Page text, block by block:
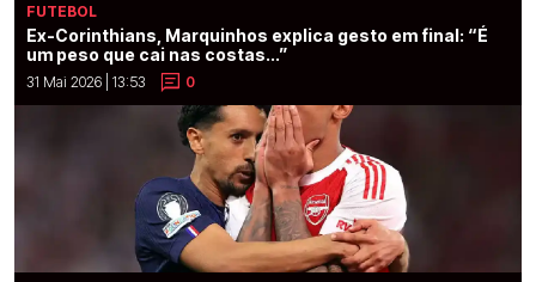
FUTEBOL
Ex-Corinthians, Marquinhos explica gesto em final: “É
um peso que cai nas costas...”
31 Mai 2026 | 13:53 0